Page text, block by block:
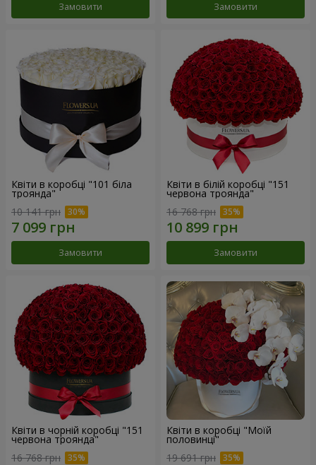
Замовити Замовити
Квіти в коробці "101 біла
троянда"
10 141 грн
Замовити
Квіти в білій коробці "151
червона троянда"
16 768 грн
Замовити
Квіти в чорній коробці "151
червона троянда"
16 768 грн
Квіти в коробці "Моїй
половинці"
19 691 грн